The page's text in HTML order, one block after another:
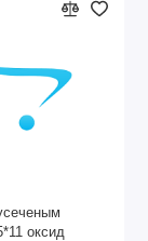
оксид